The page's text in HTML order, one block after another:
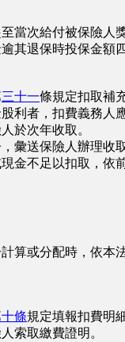
當次給付被保險人
其退保時投保金額
三十一條規定扣取補
者，扣費義務人
於次年收取。
彙送保險人辦理收
金不足以扣取，依
算或分配時，依本
條規定填報扣費明
索取繳費證明。